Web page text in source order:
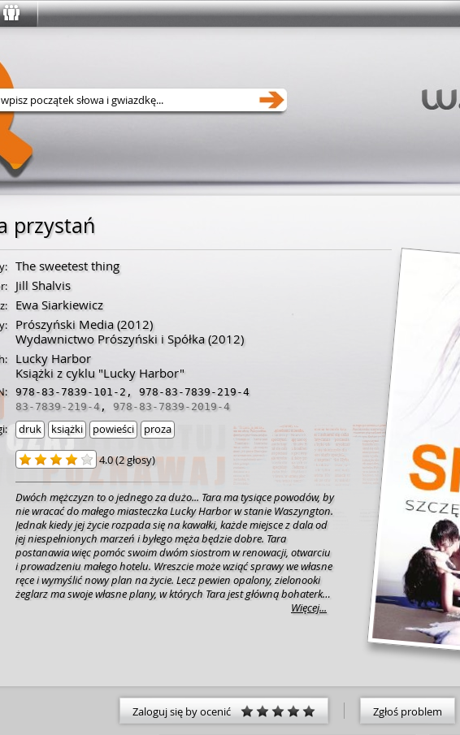
Wyszukaj w serwisie
przystań
The sweetest thing
Jill Shalvis
Ewa Siarkiewicz
Prószyński Media(2012)
Wydawnictwo Prószyński i Spółka(2012)
Lucky Harbor
Książki z cyklu "Lucky Harbor"
978-83-7839-101-2 , 978-83-7839-219-4
83-7839-219-4 , 978-83-7839-2019-4
druk książki powieści proza
4.0(2 głosy)
Dwóch mężczyzn to o jednego za dużo... Tara ma tysiące powodów, by
nie wracać do małego miasteczka Lucky Harbor w stanie Waszyngton.
Jednak kiedy jej życie rozpada się na kawałki, każde miejsce z dala od
jej niespełnionych marzeń i byłego męża będzie dobre. Tara
postanawia więc pomóc swoim dwóm siostrom w renowacji, otwarciu
i prowadzeniu małego hotelu. Wreszcie może wziąć sprawy we własne
ręce i wymyślić nowy plan na życie. Lecz pewien opalony, zielonooki
żeglarz ma swoje własne plany, w których Tara jest główną bohaterką.
A kiedy jej były mąż zechce ją ponownie zdobyć, okaże się, że troje to
Więcej...
Zaloguj się by ocenić Zgłoś problem